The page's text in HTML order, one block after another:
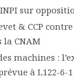
sur
& CCP
la CNAM
machines :
à L122-6-1